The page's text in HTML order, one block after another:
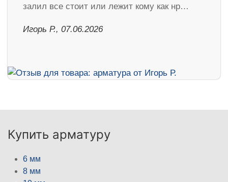
залил все стоит или лежит кому как нр…
Игорь Р., 07.06.2026
Купить арматуру
6 мм
8 мм